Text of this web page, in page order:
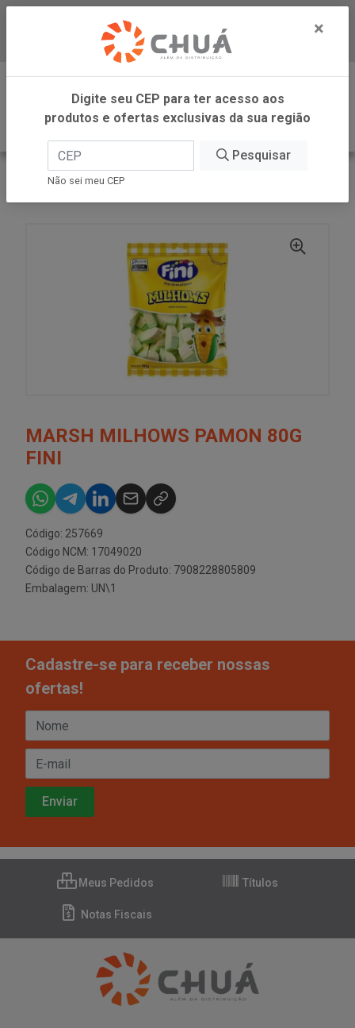
Baixe já nosso APP
0
INÍCIO
FINI
MARSH MILHOWS PAMON 80G
FINI
Código: 257669
Código NCM: 17049020
Código de Barras do Produto: 7908228805809
Embalagem: UN\1
Cadastre-se para receber nossas
ofertas!
Meus Pedidos Títulos
Notas Fiscais
×
Digite seu CEP para ter acesso aos
produtos e ofertas exclusivas da sua região
Pesquisar
Não sei meu CEP